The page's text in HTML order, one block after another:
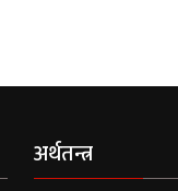
अर्थतन्त्र